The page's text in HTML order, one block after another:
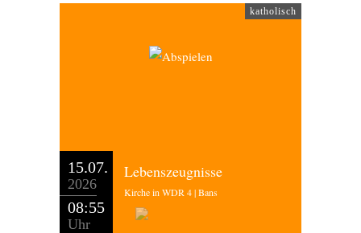
katholisch
15.07.
2026
08:55
Uhr
Lebenszeugnisse
Kirche in WDR 4 | Bans